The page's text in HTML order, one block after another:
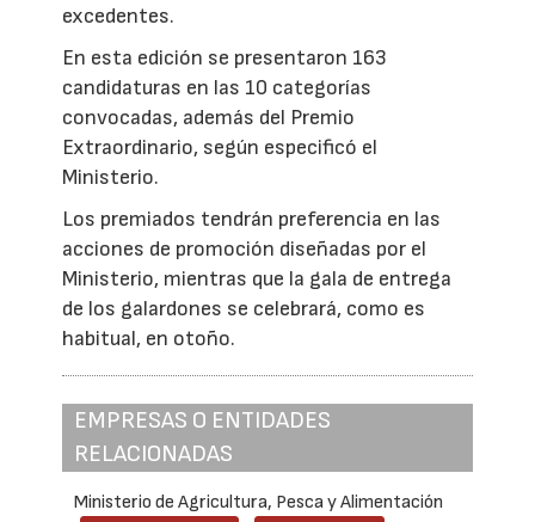
excedentes.
En esta edición se presentaron 163
candidaturas en las 10 categorías
convocadas, además del Premio
Extraordinario, según especificó el
Ministerio.
Los premiados tendrán preferencia en las
acciones de promoción diseñadas por el
Ministerio, mientras que la gala de entrega
de los galardones se celebrará, como es
habitual, en otoño.
EMPRESAS O ENTIDADES
RELACIONADAS
Ministerio de Agricultura, Pesca y Alimentación